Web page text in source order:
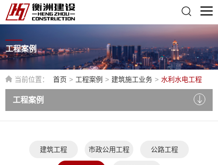
工程案例
当前位置： 首页 > 工程案例 > 建筑施工业务 > 水利水电工程
工程案例
建筑工程 市政公用工程 公路工程